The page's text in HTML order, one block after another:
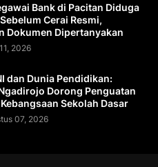
Bank di Pacitan Diduga
Cerai Resmi,
Dokumen Dipertanyakan
2026
dan Dunia Pendidikan:
Dorong Penguatan
Sekolah Dasar
07, 2026